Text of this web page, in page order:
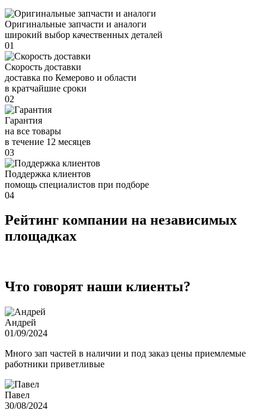
Оригинальные запчасти и аналоги
широкий выбор качественных деталей
01
Скорость доставки
доставка по Кемерово и области
в кратчайшие сроки
02
Гарантия
на все товары
в течение 12 месяцев
03
Поддержка клиентов
помощь специалистов при подборе
04
Рейтинг компании на независимых
площадках
Что говорят наши клиенты?
Андрей
01/09/2024
Много зап частей в наличии и под заказ цены приемлемые
работники приветливые
Павел
30/08/2024